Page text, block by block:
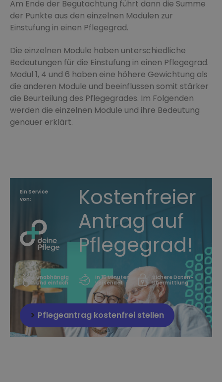
Am Ende der Begutachtung führt dann die Summe
der Punkte aus den einzelnen Modulen zur
Einstufung in einen Pflegegrad.
Die einzelnen Module haben unterschiedliche
Bedeutungen für die Einstufung in einen Pflegegrad.
Modul 1, 4 und 6 haben eine höhere Gewichtung als
die anderen Module und beeinflussen somit stärker
die Beurteilung des Pflegegrades. Im Folgenden
werden die einzelnen Module und ihre Bedeutung
genauer erklärt.
Kostenfreier
Antrag auf
Pflegegrad!
Unabhängig
und einfach
In 15 Minuten
versendet
Sichere Daten-
Übermittlung
Pflegeantrag kostenfrei stellen
Ein Service
von: